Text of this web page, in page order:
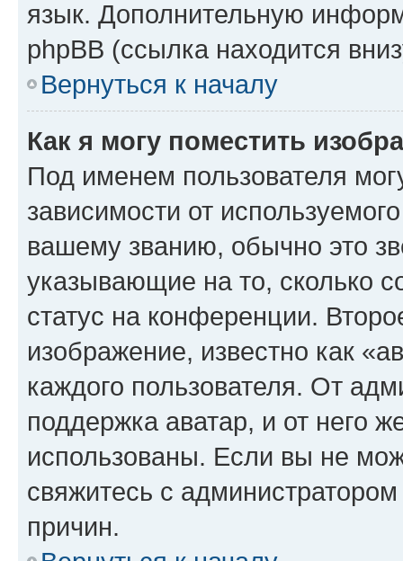
язык. Дополнительную
phpBB (ссылка находится
Вернуться к началу
Как я могу поместить
Под именем пользователя
зависимости от
вашему званию, обычно это
указывающие на то, сколько
статус на конференции.
изображение, известно как
каждого пользователя. От
поддержка аватар, и от него
использованы. Если вы не
свяжитесь с
причин.